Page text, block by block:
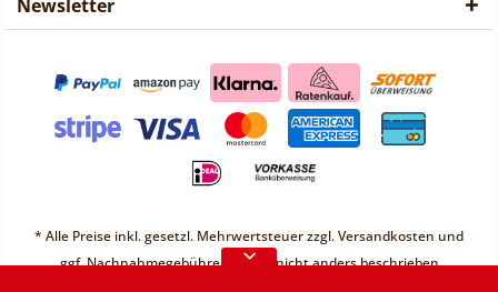
❤ Liebe Kunden ❤
Vorübergehend sind keine
Bestellungen möglich.
Weitere Informationen
Vorübergehend sind keine
Bestellungen möglich.
Newsletter
* Alle Preise inkl. gesetzl. Mehrwertsteuer zzgl.Versandkosten und
ggf. Nachnahmegebühren, wenn nicht anders beschrieben